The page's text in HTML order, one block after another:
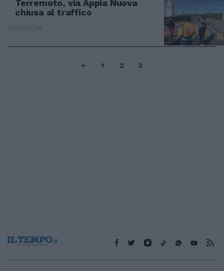
Terremoto, via Appia Nuova
chiusa al traffico
31/10/2016
1 2 3